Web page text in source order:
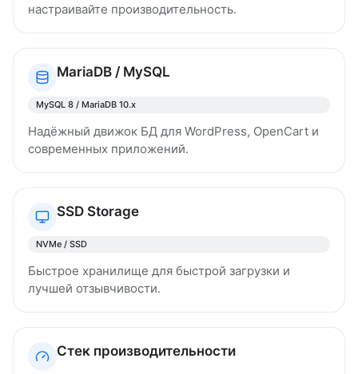
настраивайте производительность.
MariaDB / MySQL
MySQL 8 / MariaDB 10.x
Надёжный движок БД для WordPress, OpenCart и
современных приложений.
SSD Storage
NVMe / SSD
Быстрое хранилище для быстрой загрузки и
лучшей отзывчивости.
Стек производительности